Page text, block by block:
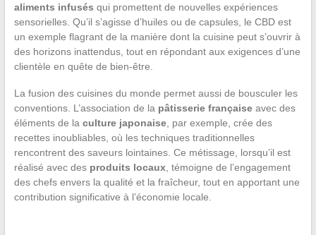
aliments infusés qui promettent de nouvelles expériences
sensorielles. Qu’il s’agisse d’huiles ou de capsules, le CBD est
un exemple flagrant de la manière dont la cuisine peut s’ouvrir à
des horizons inattendus, tout en répondant aux exigences d’une
clientèle en quête de bien-être.
La fusion des cuisines du monde permet aussi de bousculer les
conventions. L’association de la pâtisserie françaiseavec des
éléments de la culture japonaise, par exemple, crée des
recettes inoubliables, où les techniques traditionnelles
rencontrent des saveurs lointaines. Ce métissage, lorsqu’il est
réalisé avec des produits locaux, témoigne de l’engagement
des chefs envers la qualité et la fraîcheur, tout en apportant une
contribution significative à l’économie locale.